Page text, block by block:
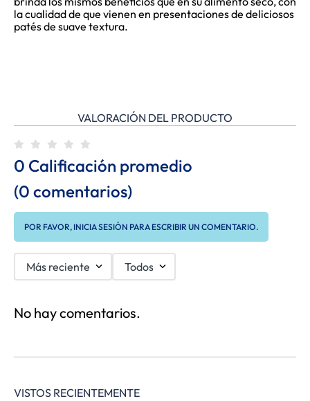
la cualidad de que vienen en presentaciones de deliciosos
patés de suave textura.
VALORACIÓN DEL PRODUCTO
0 Calificación promedio
(0 comentarios)
POR FAVOR, INICIA SESIÓN PARA ESCRIBIR UN COMENTARIO.
Más reciente Todos
No hay comentarios.
VISTOS RECIENTEMENTE